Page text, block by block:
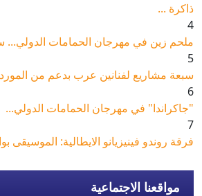
ذاكرة ...
4
ملحم زين في مهرجان الحمامات الدولي...
5
سبعة مشاريع لفنانين عرب بدعم من
6
"جاكراندا" في مهرجان الحمامات
7
فرقة روندو فينيزيانو الايطالية: الموسيقى
مواقعنا الاجتماعية